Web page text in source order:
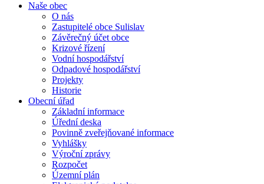
Naše obec
O nás
Zastupitelé obce Sulislav
Závěrečný účet obce
Krizové řízení
Vodní hospodářství
Odpadové hospodářství
Projekty
Historie
Obecní úřad
Základní informace
Úřední deska
Povinně zveřejňované informace
Vyhlášky
Výroční zprávy
Rozpočet
Územní plán